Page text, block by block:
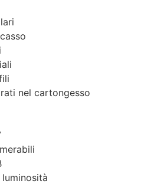
nel cartongesso